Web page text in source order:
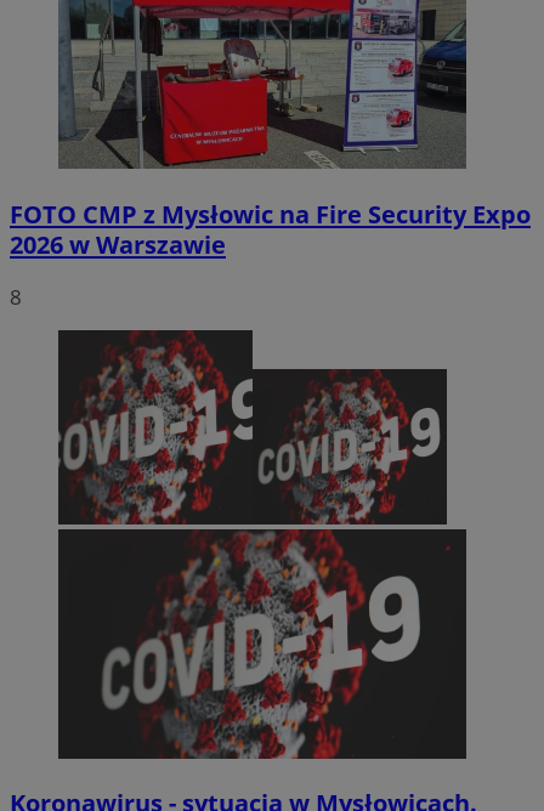
FOTO CMP z Mysłowic na Fire Security Expo
2026 w Warszawie
8
Koronawirus - sytuacja w Mysłowicach.